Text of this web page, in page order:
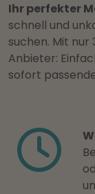
Ihr perfekter
schnell und
suchen. Mit nur
Anbieter:
sofort